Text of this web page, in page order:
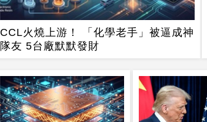
CCL火燒上游！ 「化學老手」被逼成神
隊友 5台廠默默發財